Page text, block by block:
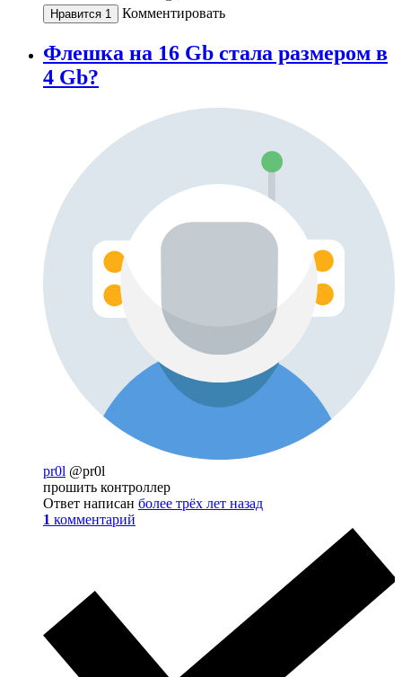
Нравится 1 Комментировать
Флешка на 16 Gb стала размером в
4 Gb?
pr0l @pr0l
прошить контроллер
Ответ написан более трёх лет назад
1 комментарий